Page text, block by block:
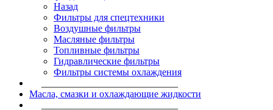
Назад
Фильтры для спецтехники
Воздушные фильтры
Масляные фильтры
Топливные фильтры
Гидравлические фильтры
Фильтры системы охлаждения
Масла, смазки и охлаждающие жидкости